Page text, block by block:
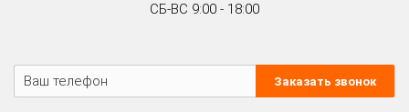
СБ-ВС 9:00 - 18:00
Заказать звонок